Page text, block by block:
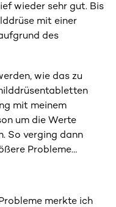
wieder sehr gut. Bis
mit einer
des
wie das zu
mit meinem
um die Werte
So verging dann
Probleme…
merkte ich